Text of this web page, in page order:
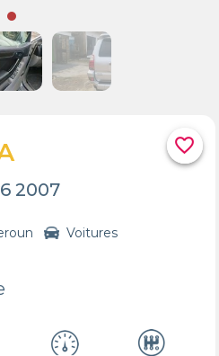
favorite_border
2007
Voitures